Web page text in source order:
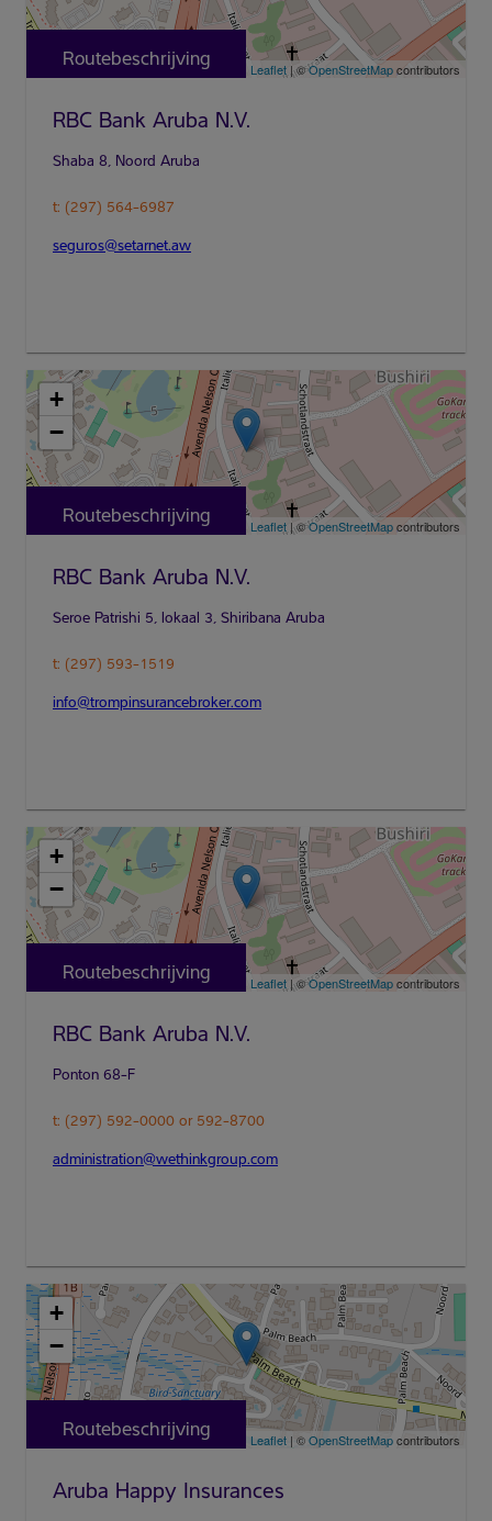
Leaflet | ©OpenStreetMapcontributors
Routebeschrijving
RBC Bank Aruba N.V.
t: (297) 564-6987
seguros@setarnet.aw
+
−
Leaflet | ©OpenStreetMapcontributors
Routebeschrijving
RBC Bank Aruba N.V.
t: (297) 593-1519
info@trompinsurancebroker.com
+
−
Leaflet | ©OpenStreetMapcontributors
Routebeschrijving
RBC Bank Aruba N.V.
t: (297) 592-0000 or 592-8700
administration@wethinkgroup.com
+
−
Leaflet | ©OpenStreetMapcontributors
Routebeschrijving
Aruba Happy Insurances